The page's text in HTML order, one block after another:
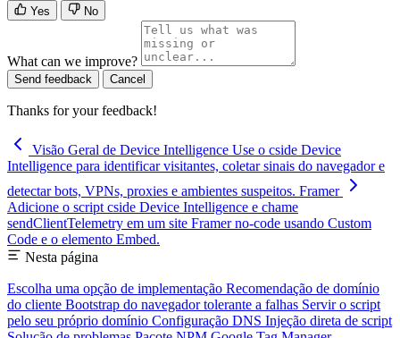
Yes No
What can we improve?
Send feedback Cancel
Thanks for your feedback!
Visão Geral de Device Intelligence Use o cside Device
Intelligence para identificar visitantes, coletar sinais do navegador e
detectar bots, VPNs, proxies e ambientes suspeitos. Framer
Adicione o script cside Device Intelligence e chame
sendClientTelemetry em um site Framer no-code usando Custom
Code e o elemento Embed.
Nesta página
Escolha uma opção de implementação Recomendação de domínio
do cliente Bootstrap do navegador tolerante a falhas Servir o script
pelo seu próprio domínio Configuração DNS Injeção direta de script